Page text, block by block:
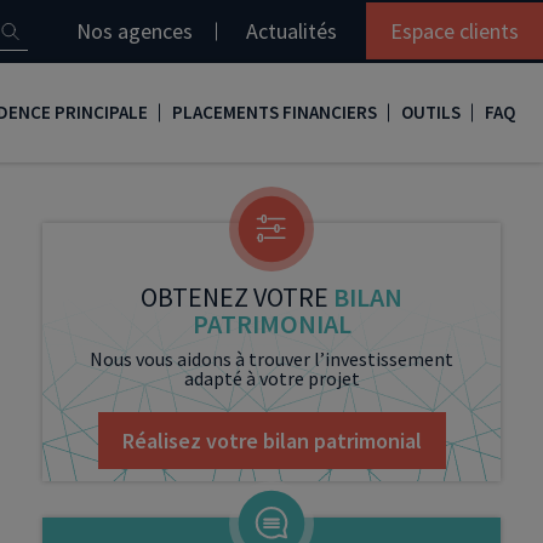
Nos agences Actualités Espace clients
PRINCIPALE
son crédit immobilier
PLACEMENTS FINANCIERS
PEA
Loi Madelin
SCPI
OUTILS
Simulation loi Denormandie
Comment réaliser son bilan patrimonial ?
Le guide de la loi Denormandie 2026
Simulation prêt immobilier
Nos vidéos
Nos Podcasts
FAQ
OBTENEZ VOTRE BILAN
PATRIMONIAL
Nous vous aidons à trouver l’investissement
adapté à votre projet
Réalisez votre bilan patrimonial